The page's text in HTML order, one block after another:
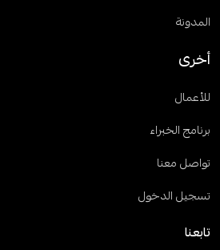
المدونة
أخرى
للأعمال
برنامج الخبراء
تواصل معنا
تسجيل الدخول
تابعنا